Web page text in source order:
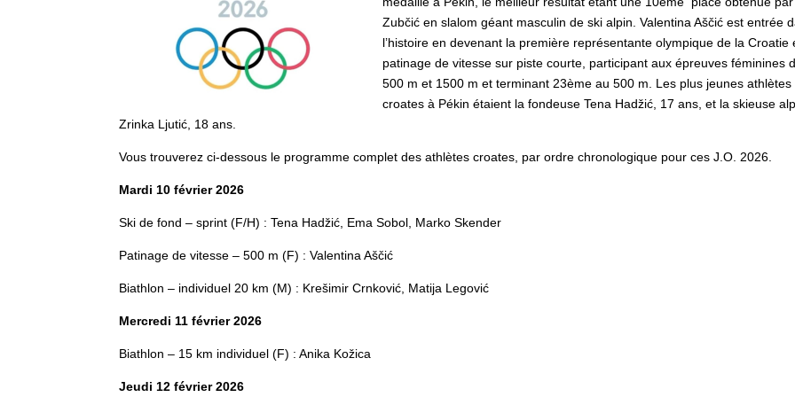
Zubčić en slalom géant masculin de ski alpin. Valentina Aščić est entrée
l’histoire en devenant la première représentante olympique de la Croatie
patinage de vitesse sur piste courte, participant aux épreuves féminines
500 m et 1500 m et terminant 23ème au 500 m. Les plus jeunes athlètes
croates à Pékin étaient la fondeuse Tena Hadžić, 17 ans, et la skieuse
Zrinka Ljutić, 18 ans.
Vous trouverez ci-dessous le programme complet des athlètes croates, par ordre chronologique pour ces J.O. 2026.
Mardi 10 février 2026
Ski de fond – sprint (F/H) : Tena Hadžić, Ema Sobol, Marko Skender
Patinage de vitesse – 500 m (F) : Valentina Aščić
Biathlon – individuel 20 km (M) : Krešimir Crnković, Matija Legović
Mercredi 11 février 2026
Biathlon – 15 km individuel (F) : Anika Kožica
Jeudi 12 février 2026